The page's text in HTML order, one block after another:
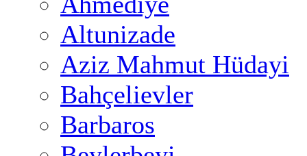
Altunizade
Aziz Mahmut Hüdayi
Bahçelievler
Barbaros